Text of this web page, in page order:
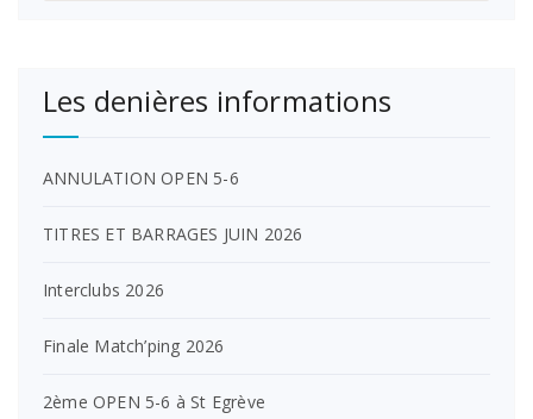
Les denières informations
ANNULATION OPEN 5-6
TITRES ET BARRAGES JUIN 2026
Interclubs 2026
Finale Match’ping 2026
2ème OPEN 5-6 à St Egrève